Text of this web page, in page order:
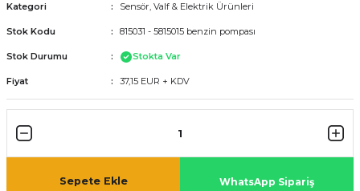
Kategori Sensör, Valf & Elektrik Ürünleri
Stok Kodu 815031 - 5815015 benzin pompası
Stok Durumu Stokta Var
Fiyat 37,15 EUR + KDV
Sepete Ekle WhatsApp Sipariş